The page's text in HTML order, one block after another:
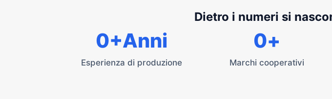
Dietro i numeri si
Esperienza di produzione
0+Anni
Marchi cooperativi
0+